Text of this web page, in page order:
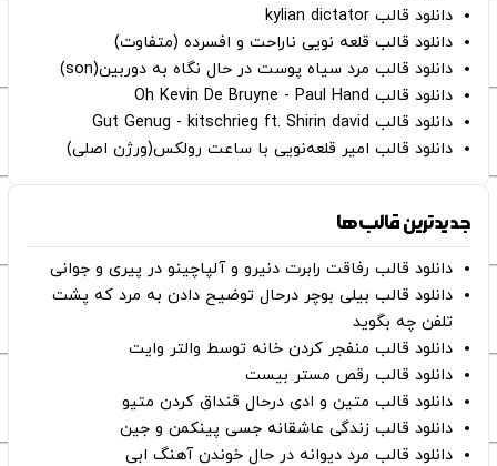
دانلود قالب kylian dictator
دانلود قالب قلعه نویی ناراحت و افسرده (متفاوت)
دانلود قالب مرد سیاه پوست در حال نگاه به دوربین(son)
دانلود قالب Oh Kevin De Bruyne - Paul Hand
دانلود قالب Gut Genug - kitschrieg ft. Shirin david
دانلود قالب امیر قلعه‌نویی با ساعت رولکس(ورژن اصلی)
جدیدترین قالب‌ها
دانلود قالب رفاقت رابرت دنیرو و آلپاچینو در پیری و جوانی
دانلود قالب بیلی بوچر درحال توضیح دادن به مرد که پشت
تلفن چه بگوید
دانلود قالب منفجر کردن خانه توسط والتر وایت
دانلود قالب رقص مستر بیست
دانلود قالب متین و ادی درحال قنداق کردن متیو
دانلود قالب زندگی عاشقانه جسی پینکمن و جین
دانلود قالب مرد دیوانه در حال خوندن آهنگ ابی